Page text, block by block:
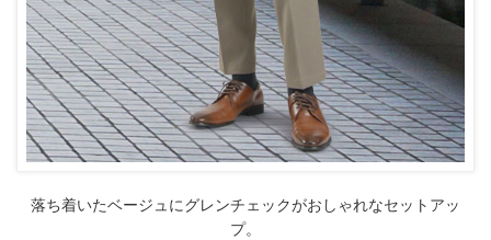
落ち着いたベージュにグレンチェックがおしゃれなセットアッ
プ。